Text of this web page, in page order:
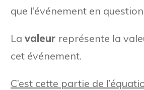
que l’événement en
La valeur représente la
cet événement.
C’est cette partie de